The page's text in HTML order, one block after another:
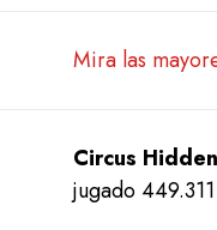
Mira las
Circus
jugado